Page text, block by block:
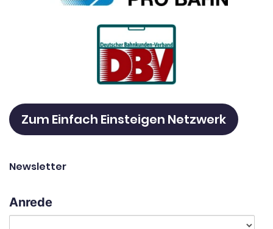
Zum Einfach Einsteigen Netzwerk
Newsletter
Anrede